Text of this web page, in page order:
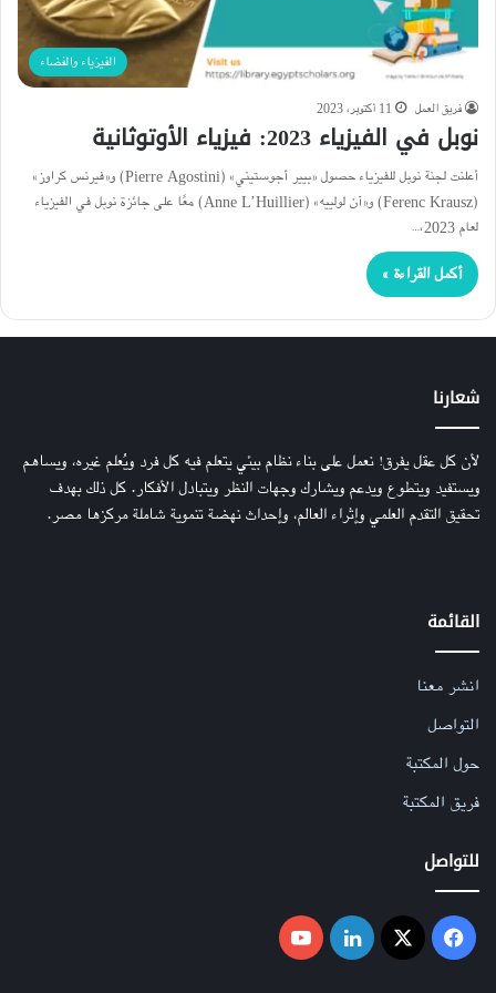
الفيزياء والفضاء
فريق العمل 11 أكتوبر، 2023
نوبل في الفيزياء 2023: فيزياء الأوتوثانية
أعلنت لجنة نوبل للفيزياء حصول «بيير أجوستيني» (Pierre Agostini) و«فيرنس كراوز»
(Ferenc Krausz) و«آن لولييه» (Anne L’Huillier) معًا على جائزة نوبل في الفيزياء
لعام 2023،…
أكمل القراءة »
شعارنا
لأن كل عقل يفرق! نعمل على بناء نظام بيئي يتعلم فيه كل فرد ويُعلم غيره، ويساهم
ويستفيد ويتطوع ويدعم ويشارك وجهات النظر ويتبادل الأفكار. كل ذلك بهدف
تحقيق التقدم العلمي وإثراء العالم، وإحداث نهضة تنموية شاملة مركزها مصر.
القائمة
انشر معنا
التواصل
حول المكتبة
فريق المكتبة
للتواصل
فيسبوك ‫X لينكدإن ‫YouTube